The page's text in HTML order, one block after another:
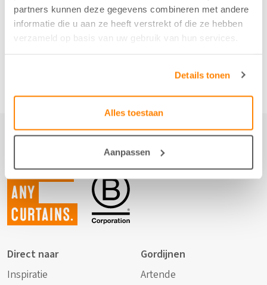
partners kunnen deze gegevens combineren met andere
informatie die u aan ze heeft verstrekt of die ze hebben
verzameld op basis van uw gebruik van hun services.
Details tonen
Alles toestaan
Aanpassen
Not just
any
curtains.
Direct naar
Inspiratie
Gordijnen
Artende